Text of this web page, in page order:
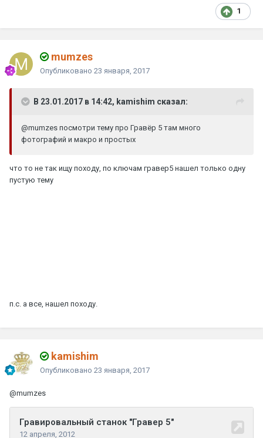
1
mumzes
Опубликовано 23 января, 2017
В 23.01.2017 в 14:42, kamishim сказал:
@mumzes посмотри тему про Гравёр 5 там много
фотографий и макро и простых
что то не так ищу походу, по ключам гравер5 нашел только одну
пустую тему
п.с. а все, нашел походу.
kamishim
Опубликовано 23 января, 2017
@mumzes